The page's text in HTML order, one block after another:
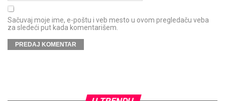
Sačuvaj moje ime, e-poštu i veb mesto u ovom pregledaču veba
za sledeći put kada komentarišem.